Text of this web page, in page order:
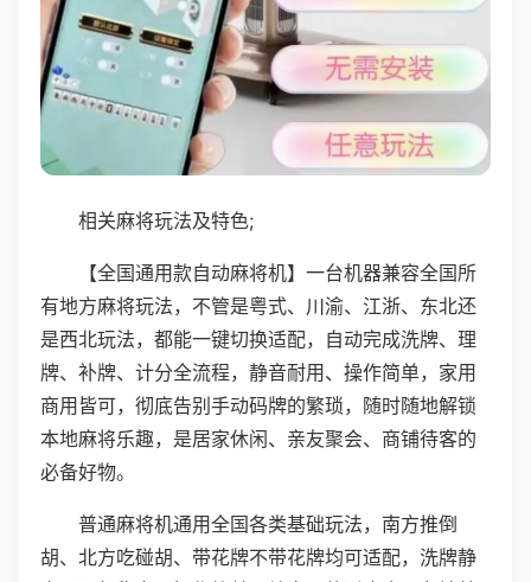
相关麻将玩法及特色;
【全国通用款自动麻将机】一台机器兼容全国所
有地方麻将玩法，不管是粤式、川渝、江浙、东北还
是西北玩法，都能一键切换适配，自动完成洗牌、理
牌、补牌、计分全流程，静音耐用、操作简单，家用
商用皆可，彻底告别手动码牌的繁琐，随时随地解锁
本地麻将乐趣，是居家休闲、亲友聚会、商铺待客的
必备好物。
普通麻将机通用全国各类基础玩法，南方推倒
胡、北方吃碰胡、带花牌不带花牌均可适配，洗牌静